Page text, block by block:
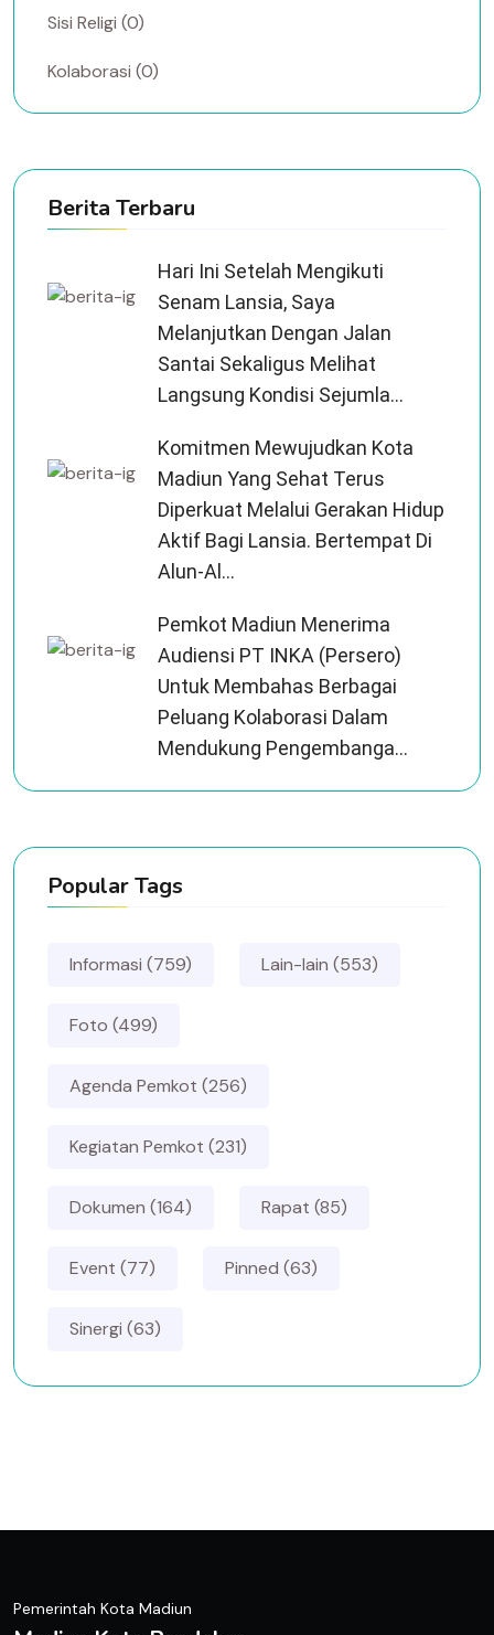
Sisi Religi (0)
Kolaborasi (0)
Berita Terbaru
Hari Ini Setelah Mengikuti
Senam Lansia, Saya
Melanjutkan Dengan Jalan
Santai Sekaligus Melihat
Langsung Kondisi Sejumla...
Komitmen Mewujudkan Kota
Madiun Yang Sehat Terus
Diperkuat Melalui Gerakan Hidup
Aktif Bagi Lansia. Bertempat Di
Alun-Al...
Pemkot Madiun Menerima
Audiensi PT INKA (Persero)
Untuk Membahas Berbagai
Peluang Kolaborasi Dalam
Mendukung Pengembanga...
Popular Tags
Informasi (759) Lain-lain (553)
Foto (499)
Agenda Pemkot (256)
Kegiatan Pemkot (231)
Dokumen (164) Rapat (85)
Event (77) Pinned (63)
Sinergi (63)
Pemerintah Kota Madiun